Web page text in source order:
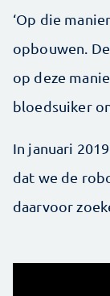
‘Op die
op­bouwen.
op ­deze
bloedsuiker
In januari
dat we de
daarvoor